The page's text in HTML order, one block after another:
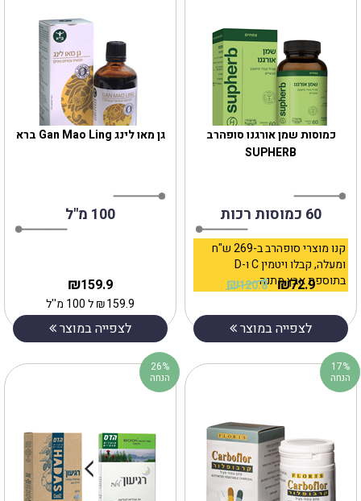
גן מאו לינג Gan Mao Ling ברא
100 מ"ל
159.9
₪
159.9
₪ל 100 מ''ל
לצפייה במוצר
כמוסות שמן אורגנו סופהרב
SUPHERB
60 כמוסות רכות
קנו מוצרי סופהרב ב-269 ש"ח
ומעלה, קבלו ויטמין C ו-D
בתוספת אבץ מתנה
72.9
₪
120.8
₪
לצפייה במוצר
26%
הנחה
17%
הנחה